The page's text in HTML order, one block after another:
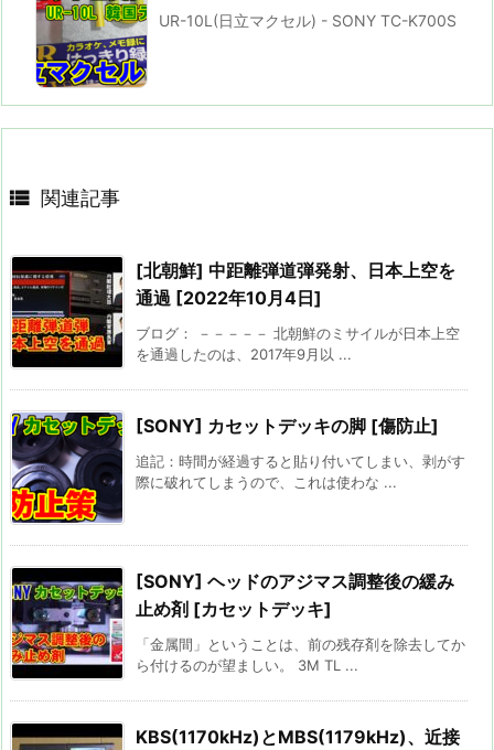
UR-10L(日立マクセル) - SONY TC-K700S
 関連記事
[北朝鮮] 中距離弾道弾発射、日本上空を
通過 [2022年10月4日]
ブログ： －－－－－ 北朝鮮のミサイルが日本上空
を通過したのは、2017年9月以 ...
[SONY] カセットデッキの脚 [傷防止]
追記：時間が経過すると貼り付いてしまい、剥がす
際に破れてしまうので、これは使わな ...
[SONY] ヘッドのアジマス調整後の緩み
止め剤 [カセットデッキ]
「金属間」ということは、前の残存剤を除去してか
ら付けるのが望ましい。 3M TL ...
KBS(1170kHz)とMBS(1179kHz)、近接